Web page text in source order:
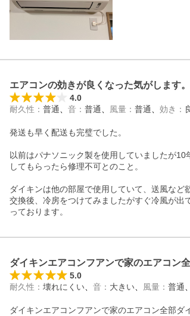
エアコンの効きが良くなった気がします。
4.0
耐久性 ： 普通 音 ： 普通 風量 ： 普通 効き ：
発送も早く配送も完璧でした。
以前はパナソニック製を使用していましたが
してもらったら修理不可とのこと。
ダイキンは他の部屋で使用していて、送風など
交換後、冷房をつけてみましたがすぐ冷風が
っております。
ダイキンエアコンフアンで家のエアコン
5.0
耐久性 ： 壊れにくい 音 ： 大きい 風量 ： 普通
ダイキンエアコンフアンで家のエアコン全部